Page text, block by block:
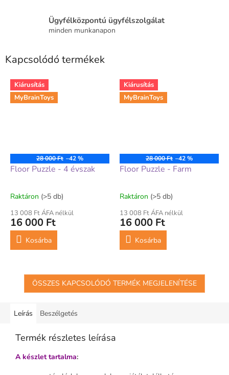
Ügyfélközpontú ügyfélszolgálat
minden munkanapon
Kapcsolódó termékek
Kiárusítás
MyBrainToys
28 000 Ft –42 %
Floor Puzzle - 4 évszak
Raktáron (>5 db)
13 008 Ft ÁFA nélkül
16 000 Ft
Kosárba
Kiárusítás
MyBrainToys
28 000 Ft –42 %
Floor Puzzle - Farm
Raktáron (>5 db)
13 008 Ft ÁFA nélkül
16 000 Ft
Kosárba
ÖSSZES KAPCSOLÓDÓ TERMÉK MEGJELENÍTÉSE
Leírás Beszélgetés
Termék részletes leírása
A készlet tartalma: